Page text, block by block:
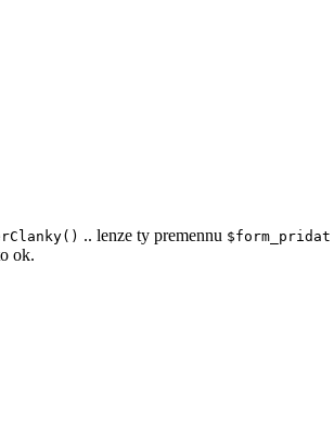
.. lenze ty premennu $form_pridat
ok.